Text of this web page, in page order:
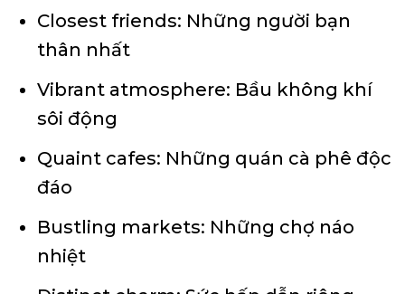
Closest friends: Những người bạn
thân nhất
Vibrant atmosphere: Bầu không khí
sôi động
Quaint cafes: Những quán cà phê độc
đáo
Bustling markets: Những chợ náo
nhiệt